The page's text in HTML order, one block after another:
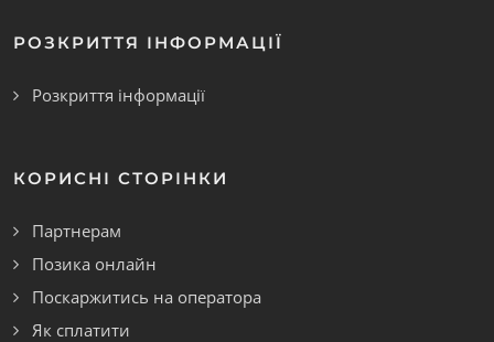
РОЗКРИТТЯ ІНФОРМАЦІЇ
Розкриття інформації
КОРИСНІ СТОРІНКИ
Партнерам
Позика онлайн
Поскаржитись на оператора
Як сплатити